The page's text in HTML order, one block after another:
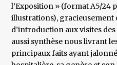
l’Exposition » (format A5/24
illustrations), gracieusement
d’introduction aux visites
aussi synthèse nous livrant
principaux faits ayant